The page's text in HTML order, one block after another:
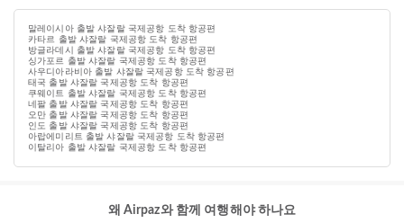
말레이시아 출발 샤잘랄 국제공항 도착 항공편
카타르 출발 샤잘랄 국제공항 도착 항공편
방글라데시 출발 샤잘랄 국제공항 도착 항공편
싱가포르 출발 샤잘랄 국제공항 도착 항공편
사우디아라비아 출발 샤잘랄 국제공항 도착 항공편
태국 출발 샤잘랄 국제공항 도착 항공편
쿠웨이트 출발 샤잘랄 국제공항 도착 항공편
네팔 출발 샤잘랄 국제공항 도착 항공편
오만 출발 샤잘랄 국제공항 도착 항공편
인도 출발 샤잘랄 국제공항 도착 항공편
아랍에미리트 출발 샤잘랄 국제공항 도착 항공편
이탈리아 출발 샤잘랄 국제공항 도착 항공편
왜 Airpaz와 함께 여행해야 하나요